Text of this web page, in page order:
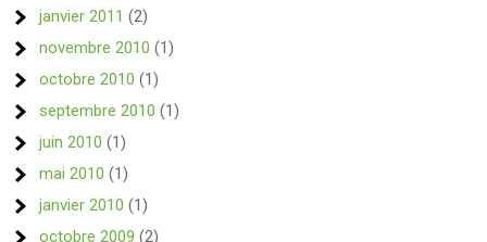
janvier 2011 (2)
novembre 2010 (1)
octobre 2010 (1)
septembre 2010 (1)
juin 2010 (1)
mai 2010 (1)
janvier 2010 (1)
octobre 2009 (2)